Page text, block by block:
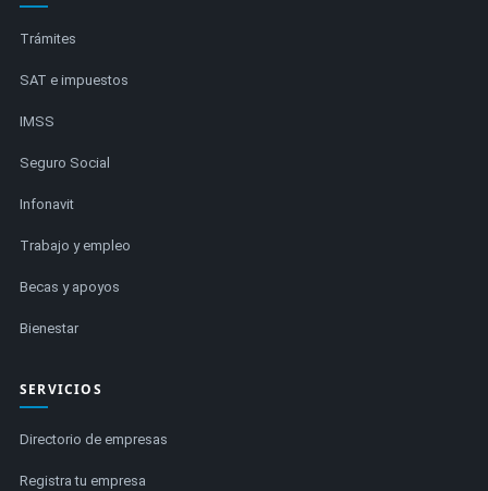
Trámites
SAT e impuestos
IMSS
Seguro Social
Infonavit
Trabajo y empleo
Becas y apoyos
Bienestar
SERVICIOS
Directorio de empresas
Registra tu empresa